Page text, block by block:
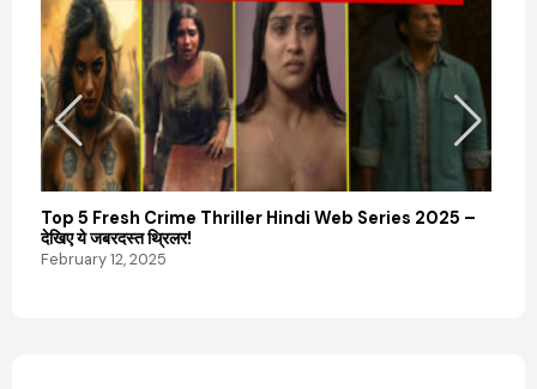
Top 5 Fresh Crime Thriller Hindi Web Series 2025 –
देखिए ये जबरदस्त थ्रिलर!
February 12, 2025